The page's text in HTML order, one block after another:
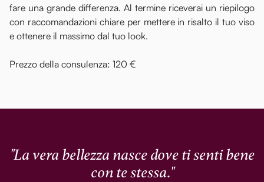
fare una grande differenza. Al termine riceverai un riepilogo
con raccomandazioni chiare per mettere in risalto il tuo viso
e ottenere il massimo dal tuo look.
Prezzo della consulenza: 120 €
"La vera bellezza nasce dove ti senti bene
con te stessa."